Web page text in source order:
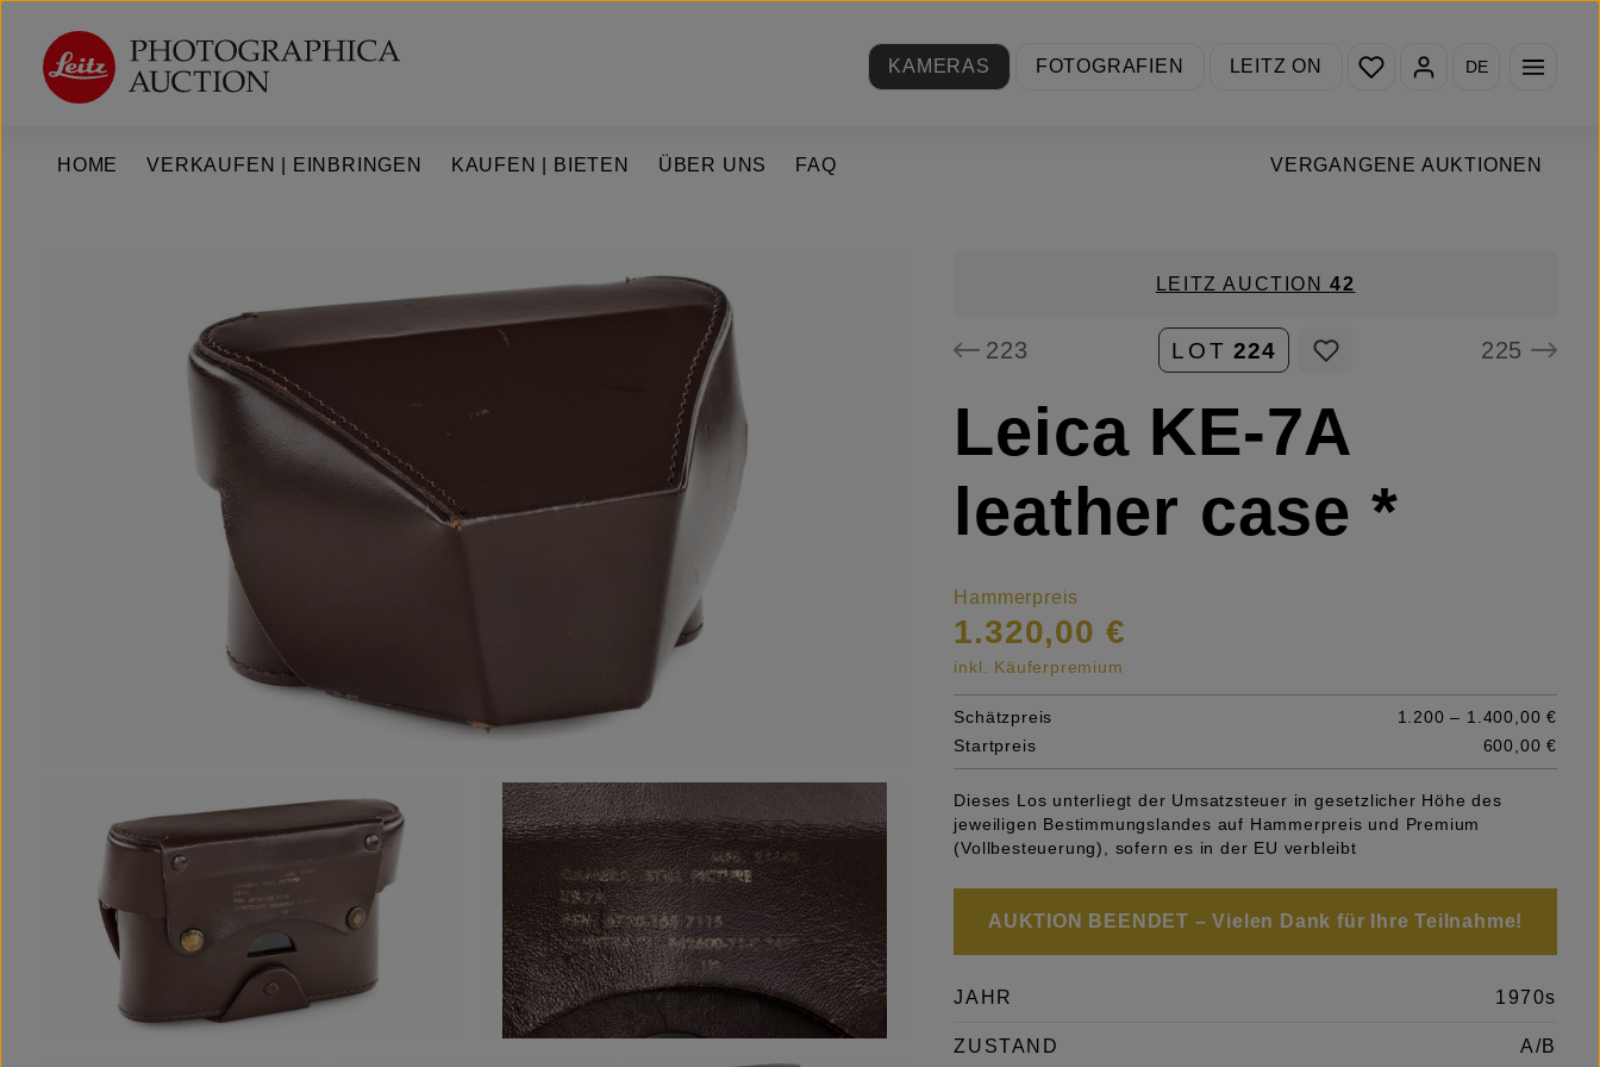
Hauptinhalt springen
Zur Hauptnavigation springen
KAMERAS
FOTOGRAFIEN LEITZ ON
Du hast 0 Produkte auf
DE
HOME VERGANGENE AUKTIONEN
VERKAUFEN | EINBRINGEN KAUFEN | BIETEN ÜBER UNS FAQ
LEITZ AUCTION42
223 LOT 224 225
Leica KE-7A
leather case *
Hammerpreis
1.320,00 €
inkl. Käuferpremium
Schätzpreis
1.200 – 1.400,00 €
Startpreis
600,00 €
Dieses Los unterliegt der Umsatzsteuer in gesetzlicher Höhe des
jeweiligen Bestimmungslandes auf Hammerpreis und Premium
(Vollbesteuerung), sofern es in der EU verbleibt
AUKTION BEENDET – Vielen Dank für Ihre Teilnahme!
JAHR 1970s
ZUSTAND A/B